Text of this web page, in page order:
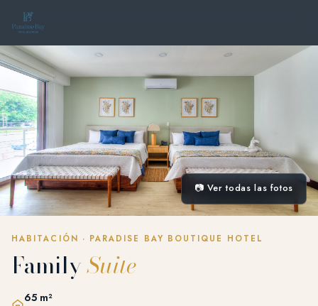
📷 Ver todas las fotos
HABITACIÓN · PARADISE BAY BOUTIQUE HOTEL
FamilySuite
65 m²